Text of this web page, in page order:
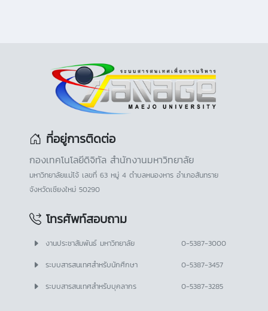
ที่อยู่การติดต่อ
กองเทคโนโลยีดิจิทัล สำนักงานมหาวิทยาลัย
มหาวิทยาลัยแม่โจ้ เลขที่ 63 หมู่ 4 ตำบลหนองหาร อำเภอสันทราย
จังหวัดเชียงใหม่ 50290
โทรศัพท์สอบถาม
งานประชาสัมพันธ์ มหาวิทยาลัย
0-5387-3000
ระบบสารสนเทศสำหรับนักศึกษา
0-5387-3457
ระบบสารสนเทศสำหรับบุคลากร
0-5387-3285